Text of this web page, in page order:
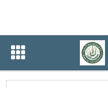
ปฏิทินกิจกรรม
ปฏิทินกิจกรรมของหน่วยงา